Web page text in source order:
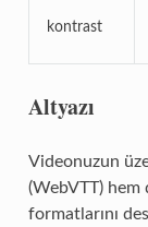
kontrast
Altyazı
Videonuzun
(WebVTT) hem
formatlarını